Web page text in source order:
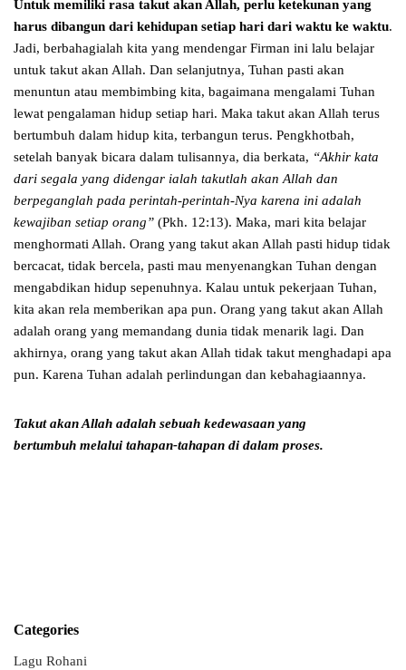
Untuk memiliki rasa takut akan Allah, perlu ketekunan yang
harus dibangun dari kehidupan setiap hari dari waktu ke waktu.
Jadi, berbahagialah kita yang mendengar Firman ini lalu belajar
untuk takut akan Allah. Dan selanjutnya, Tuhan pasti akan
menuntun atau membimbing kita, bagaimana mengalami Tuhan
lewat pengalaman hidup setiap hari. Maka takut akan Allah terus
bertumbuh dalam hidup kita, terbangun terus. Pengkhotbah,
setelah banyak bicara dalam tulisannya, dia berkata, “Akhir kata
dari segala yang didengar ialah takutlah akan Allah dan
berpeganglah pada perintah-perintah-Nya karena ini adalah
kewajiban setiap orang” (Pkh. 12:13). Maka, mari kita belajar
menghormati Allah. Orang yang takut akan Allah pasti hidup tidak
bercacat, tidak bercela, pasti mau menyenangkan Tuhan dengan
mengabdikan hidup sepenuhnya. Kalau untuk pekerjaan Tuhan,
kita akan rela memberikan apa pun. Orang yang takut akan Allah
adalah orang yang memandang dunia tidak menarik lagi. Dan
akhirnya, orang yang takut akan Allah tidak takut menghadapi apa
pun. Karena Tuhan adalah perlindungan dan kebahagiaannya.
Takut akan Allah adalah sebuah kedewasaan yang
bertumbuh melalui tahapan-tahapan di dalam proses.
Categories
Lagu Rohani